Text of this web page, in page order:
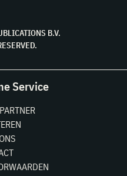
B.V.
Service